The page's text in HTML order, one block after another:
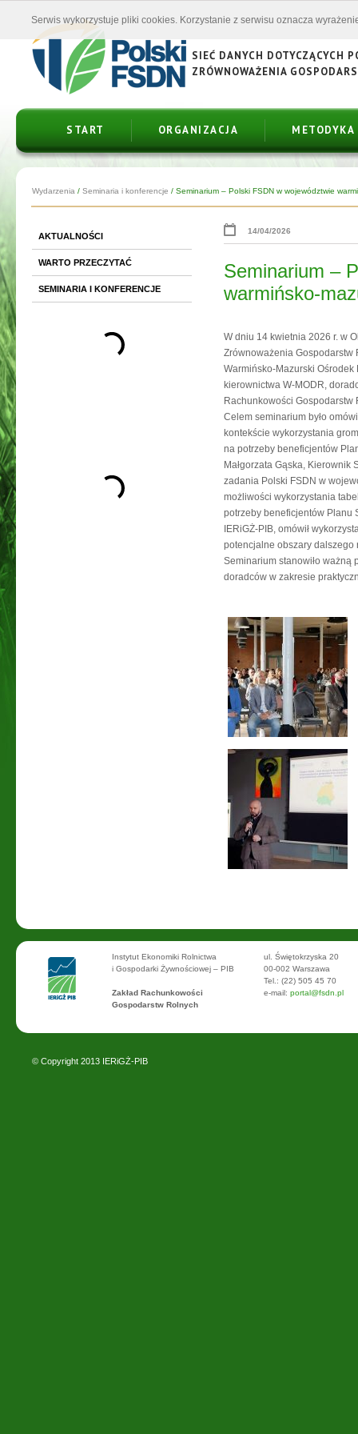
SIEĆ DANYCH DOTYCZĄCYCH
ZRÓWNOWAŻENIA
START ORGANIZACJA METODYKA
Wydarzenia / Seminaria i konferencje / Seminarium – Polski FSDN w województwie
AKTUALNOŚCI
WARTO PRZECZYTAĆ
SEMINARIA I KONFERENCJE
14/04/2026
Seminarium –
W dniu 14 kwietnia 2026 r. w
Zrównoważenia Gospodarstw
Warmińsko‑Mazurski
kierownictwa W‑MODR,
Rachunkowości Gospodarstw
Celem seminarium było
kontekście wykorzystania
na potrzeby beneficjentów
Małgorzata Gąska, Kierownik
zadania Polski FSDN w
możliwości wykorzystania
potrzeby beneficjentów Planu
IERiGŻ‑PIB, omówił
potencjalne obszary dalszego
Seminarium stanowiło ważną
doradców w zakresie
Instytut Ekonomiki Rolnictwa
i Gospodarki Żywnościowej – PIB
Zakład Rachunkowości
Gospodarstw Rolnych
ul. Świętokrzyska 20
00-002 Warszawa
Tel.: (22) 505 45 70
e-mail: portal@fsdn.pl
© Copyright 2013 IERiGŻ-PIB
Serwis wykorzystuje pliki cookies. Korzystanie z serwisu oznacza